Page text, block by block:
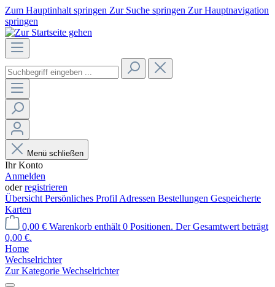
Zum Hauptinhalt springen Zur Suche springen Zur Hauptnavigation
springen
Menü schließen
Ihr Konto
Anmelden
oderregistrieren
Übersicht Persönliches Profil Adressen Bestellungen Gespeicherte
Karten
0,00 € Warenkorb enthält 0 Positionen. Der Gesamtwert beträgt
0,00 €.
Home
Wechselrichter
Zur Kategorie Wechselrichter